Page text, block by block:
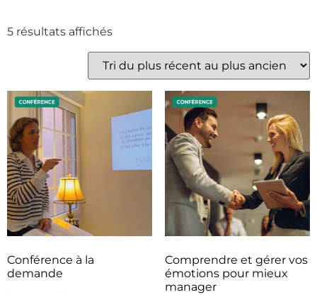
5 résultats affichés
Conférence à la
demande
Comprendre et gérer vos
émotions pour mieux
manager